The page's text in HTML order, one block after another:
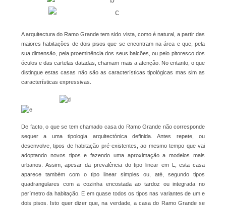
A arquitectura do Ramo Grande tem sido vista, como é natural, a partir das
maiores habitações de dois pisos que se encontram na área e que, pela
sua dimensão, pela proeminência dos seus balcões, ou pelo pitoresco dos
óculos e das cartelas datadas, chamam mais a atenção. No entanto, o que
distingue estas casas não são as características tipológicas mas sim as
características expressivas.
De facto, o que se tem chamado casa do Ramo Grande não corresponde
sequer a uma tipologia arquitectónica definida. Antes repete, ou
desenvolve, tipos de habitação pré-existentes, ao mesmo tempo que vai
adoptando novos tipos e fazendo uma aproximação a modelos mais
urbanos. Assim, apesar da prevalência do tipo linear em L, esta casa
aparece também com o tipo linear simples ou, até, segundo tipos
quadrangulares com a cozinha encostada ao tardoz ou integrada no
perímetro da habitação. E em quase todos os tipos nas variantes de um e
dois pisos. Isto quer dizer que, na verdade, a casa do Ramo Grande se